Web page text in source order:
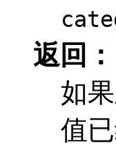
返回：
如
值